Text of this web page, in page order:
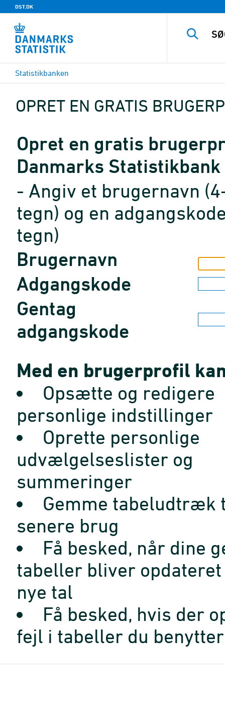
DST.DK
Statistikbanken
OPRET EN GRATIS
Opret en gratis
Danmarks Statistikbank
- Angiv et brugernavn
tegn) og en
tegn)
Brugernavn
Adgangskode
Gentag
adgangskode
Med en brugerprofil
Opsætte og redigere
personlige indstillinger
Oprette personlige
udvælgelseslister og
summeringer
Gemme tabeludtræk
senere brug
Få besked, når dine
tabeller bliver opdateret
nye tal
Få besked, hvis der
fejl i tabeller du benytter